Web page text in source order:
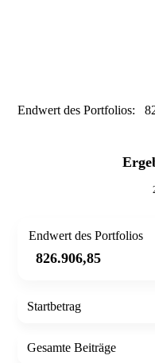
Endwert des Portfolios:
Endwert des Portfolios
826.906,85
Startbetrag
Gesamte Beiträge